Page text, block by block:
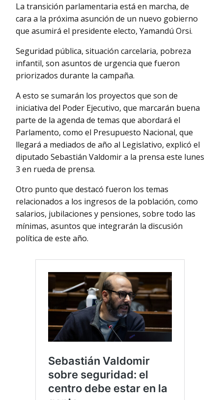
La transición parlamentaria está en marcha, de
cara a la próxima asunción de un nuevo gobierno
que asumirá el presidente electo, Yamandú Orsi.
Seguridad pública, situación carcelaria, pobreza
infantil, son asuntos de urgencia que fueron
priorizados durante la campaña.
A esto se sumarán los proyectos que son de
iniciativa del Poder Ejecutivo, que marcarán buena
parte de la agenda de temas que abordará el
Parlamento, como el Presupuesto Nacional, que
llegará a mediados de año al Legislativo, explicó el
diputado Sebastián Valdomir a la prensa este lunes
3 en rueda de prensa.
Otro punto que destacó fueron los temas
relacionados a los ingresos de la población, como
salarios, jubilaciones y pensiones, sobre todo las
mínimas, asuntos que integrarán la discusión
política de este año.